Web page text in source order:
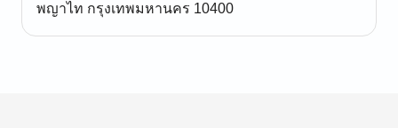
พญาไท กรุงเทพมหานคร 10400